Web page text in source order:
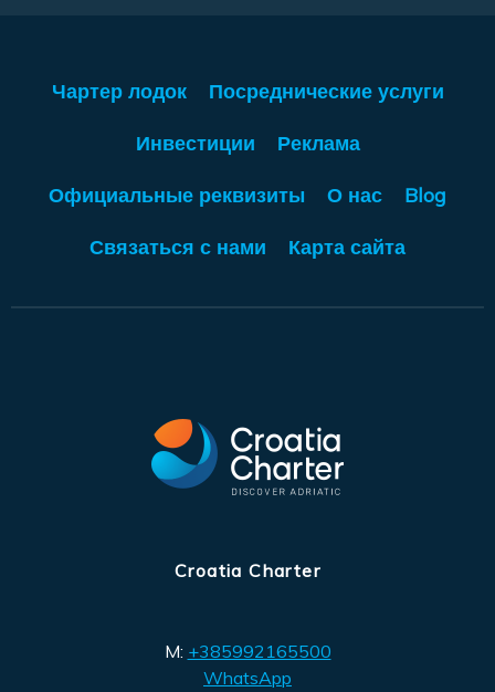
Чартер лодок Посреднические услуги
Инвестиции Реклама
Официальные реквизиты О нас Blog
Связаться с нами Карта сайта
Croatia Charter
M: +385992165500
WhatsApp